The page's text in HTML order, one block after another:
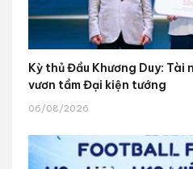
Kỳ thủ Đầu Khương Duy:
vươn tầm Đại kiện tướng
06/08/2026